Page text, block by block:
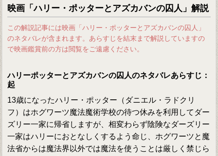
映画「ハリー・ポッターとアズカバンの囚人」解説
この解説記事には映画「ハリー・ポッターとアズカバンの囚人」
のネタバレが含まれます。あらすじを結末まで解説していますの
で映画鑑賞前の方は閲覧をご遠慮ください。
ハリーポッターとアズカバンの囚人のネタバレあらすじ：
起
13歳になったハリー・ポッター（ダニエル・ラドクリ
フ）はホグワーツ魔法魔術学校の待つ休みを利用してダー
ズリー一家に帰省しますが、相変わらず陰険なダーズリー
一家はハリーにおとなしくするよう命じ、ホグワーツと魔
法省からは魔法界以外では魔法を使うことは厳しく禁じら